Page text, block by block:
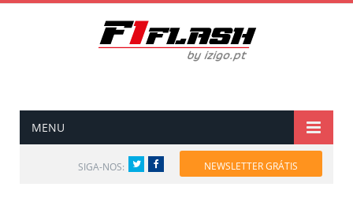
MENU
SIGA-NOS: TwitterFacebook NEWSLETTER GRÁTIS